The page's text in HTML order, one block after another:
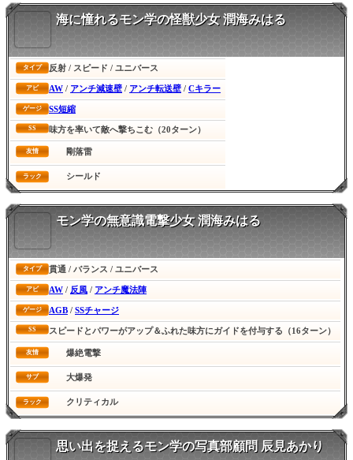
海に憧れるモン学の怪獣少女 潤海みはる
タイプ 反射 / スピード / ユニバース
アビ AW / アンチ減速壁 / アンチ転送壁 / Cキラー
ゲージ SS短縮
SS 味方を率いて敵へ撃ちこむ（20ターン）
友情 剛落雷
ラック シールド
モン学の無意識電撃少女 潤海みはる
タイプ 貫通 / バランス / ユニバース
アビ AW / 反風 / アンチ魔法陣
ゲージ AGB / SSチャージ
SS スピードとパワーがアップ＆ふれた味方にガイドを付与する（16ターン）
友情 爆絶電撃
サブ 大爆発
ラック クリティカル
思い出を捉えるモン学の写真部顧問 辰見あかり